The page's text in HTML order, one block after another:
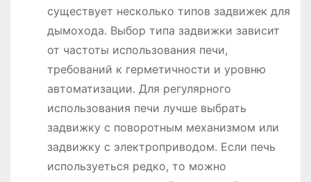
существует несколько типов задвижек для
дымохода. Выбор типа задвижки зависит
от частоты использования печи,
требований к герметичности и уровню
автоматизации. Для регулярного
использования печи лучше выбрать
задвижку с поворотным механизмом или
задвижку с электроприводом. Если печь
используеться редко, то можно